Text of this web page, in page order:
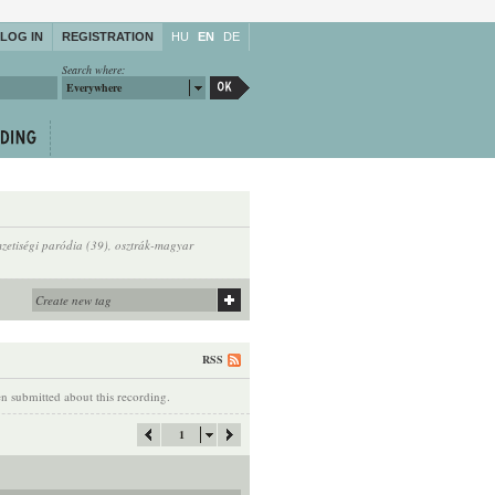
LOG IN REGISTRATION HU EN DE
Search where:
Everywhere
paródia (39), osztrák-magyar
RSS
submitted about this recording.
1